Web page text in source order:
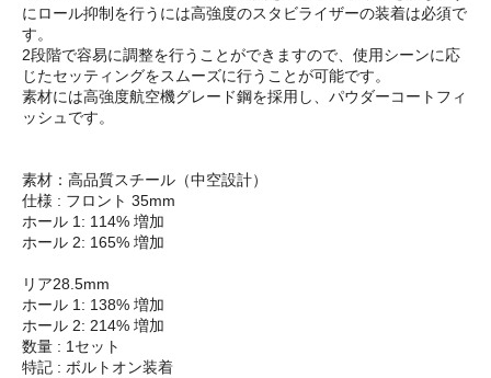
にロール抑制を行うには高強度のスタビライザーの装着は必須で
す。
2段階で容易に調整を行うことができますので、使用シーンに応
じたセッティングをスムーズに行うことが可能です。
素材には高強度航空機グレード鋼を採用し、パウダーコートフィ
ッシュです。
素材：高品質スチール（中空設計）
仕様 : フロント 35mm
ホール 1: 114% 増加
ホール 2: 165% 増加
リア28.5mm
ホール 1: 138% 増加
ホール 2: 214% 増加
数量 : 1セット
特記 : ボルトオン装着